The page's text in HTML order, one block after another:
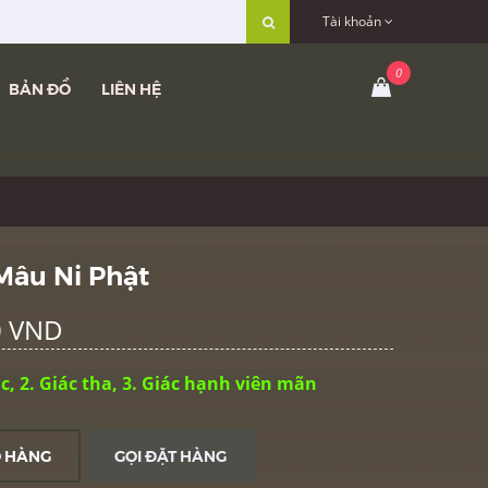
Tài khoản
BẢN ĐỒ LIÊN HỆ
Ni Phật
2. Giác tha, 3. Giác hạnh viên mãn
HÀNG GỌI ĐẶT HÀNG